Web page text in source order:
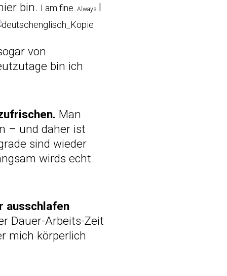
bin. I am fine. Always I
von
bin ich
Man
– und daher ist
sind wieder
wirds echt
ausschlafen
Dauer-Arbeits-Zeit
mich körperlich